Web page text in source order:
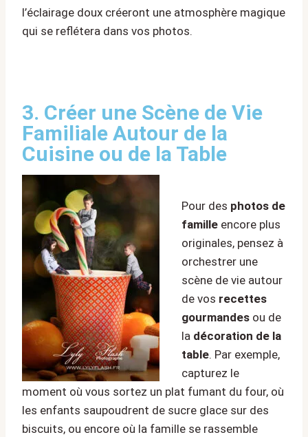
l’éclairage doux créeront une atmosphère magique
qui se reflétera dans vos photos.
3. Créer une Scène de Vie
Familiale Autour de la
Cuisine ou de la Table
Pour des photos de
famille encore plus
originales, pensez à
orchestrer une
scène de vie autour
de vos recettes
gourmandes ou de
la décoration de la
table. Par exemple,
capturez le
moment où vous sortez un plat fumant du four, où
les enfants saupoudrent de sucre glace sur des
biscuits, ou encore où la famille se rassemble